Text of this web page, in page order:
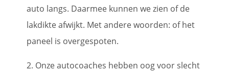
auto langs. Daarmee kunnen we zien of de
lakdikte afwijkt. Met andere woorden: of het
paneel is overgespoten.
2. Onze autocoaches hebben oog voor slecht